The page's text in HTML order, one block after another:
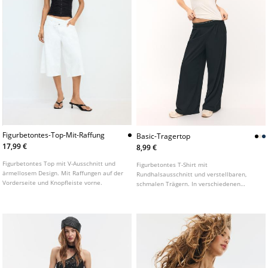
Figurbetontes-Top-Mit-Raffung
17,99 €
Figurbetontes Top mit V-Ausschnitt und
ärmellosem Design. Mit Raffungen auf der
Vorderseite und Knopfleiste vorne.
Basic-Tragertop
8,99 €
Figurbetontes T-Shirt mit
Rundhalsausschnitt und verstellbaren,
schmalen Trägern. In verschiedenen